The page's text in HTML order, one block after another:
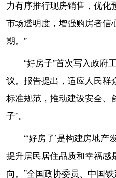
力有序推行现房销售，优化
市场透明度，增强购房者信
期。”
“好房子”首次写入政府
议。报告提出，适应人民群
标准规范，推动建设安全、
子”。
“‘好房子’是构建房地产
提升居民居住品质和幸福感
向。”全国政协委员、中国